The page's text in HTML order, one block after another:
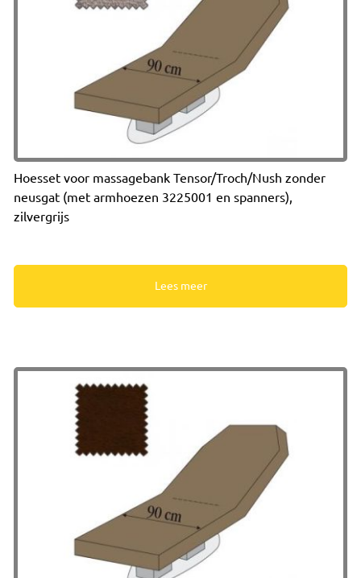
Hoesset voor massagebank Tensor/Troch/Nush zonder
neusgat (met armhoezen 3225001 en spanners),
zilvergrijs
Lees meer